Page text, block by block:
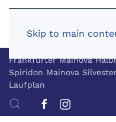
Skip to main
Frankfurter Mainova
Spiridon Mainova
Laufplan